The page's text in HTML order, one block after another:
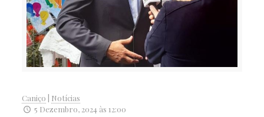
Caniço
Notícias
5 Dezembro, 2024 às 12:00